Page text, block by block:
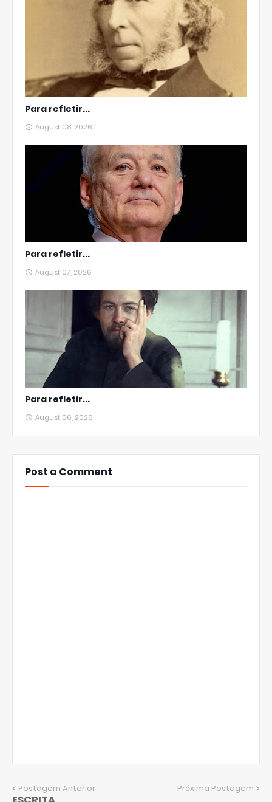
Para refletir...
August 08, 2026
Para refletir...
August 07, 2026
Para refletir...
August 06, 2026
Post a Comment
Postagem Anterior Próxima Postagem